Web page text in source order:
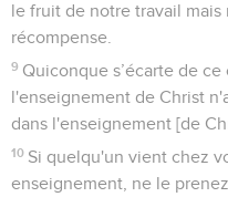
le fruit de notre travail
récompense.
9 Quiconque s’écarte de
l'enseignement de Christ
dans l'enseignement [de
10 Si quelqu'un vient chez
enseignement, ne le